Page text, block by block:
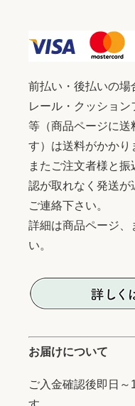
前払い・後払いの場
レール・クッショ
等（商品ページに送
す）は送料がかかり
またご注文者様と
認が取れなく発送が
ご連絡下さい。
詳細は商品ページ、
い。
お届けについて
ご入金確認後即日～